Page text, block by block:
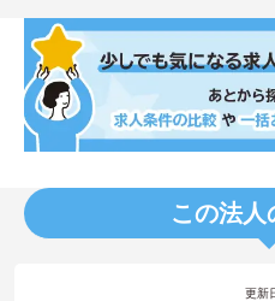
この法人
更新